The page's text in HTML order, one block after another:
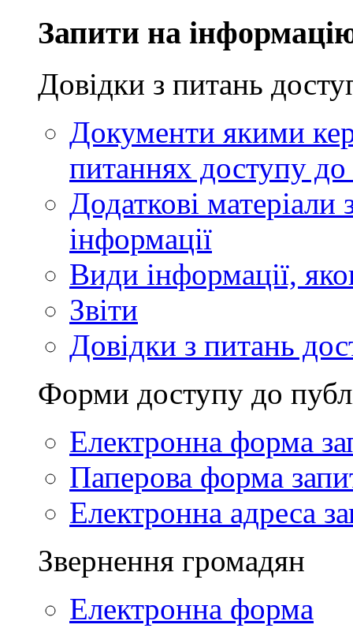
Запити на
Довідки з питань
Документи якими
питаннях доступу до
Додаткові матеріали
інформації
Види інформації,
Звіти
Довідки з питань
Форми доступу до
Електронна форма
Паперова форма
Електронна адреса
Звернення громадян
Електронна форма